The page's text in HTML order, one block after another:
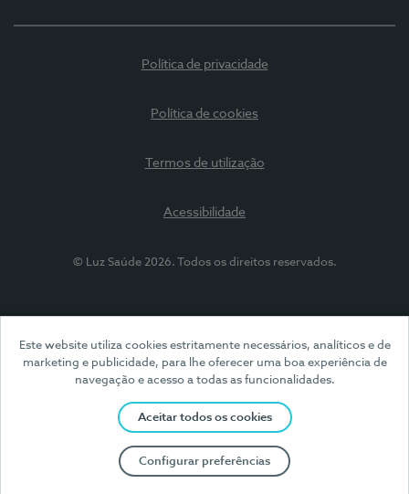
Este website utiliza cookies estritamente necessários, analíticos e de
marketing e publicidade, para lhe oferecer uma boa experiência de
navegação e acesso a todas as funcionalidades.
Aceitar todos os cookies
Configurar preferências
Política de privacidade
Política de cookies
Termos de utilização
Acessibilidade
© Luz Saúde 2026. Todos os direitos reservados.